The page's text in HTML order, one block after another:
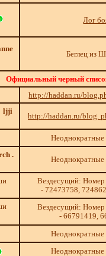
Лог
Беглец из
Официальный черный
http://haddan.ru/
ljji
http://haddan.ru/blog.
Неоднократные
.
Неоднократные
Вездесущий:
- 72473758,
Вездесущий:
- 66791419,
Неоднократные
Неоднократные